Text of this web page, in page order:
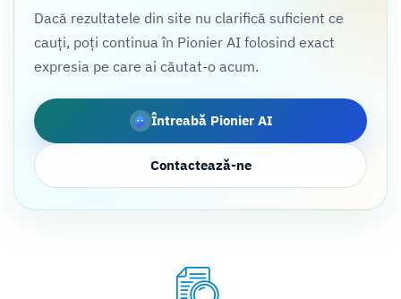
Dacă rezultatele din site nu clarifică suficient ce
cauți, poți continua în Pionier AI folosind exact
expresia pe care ai căutat-o acum.
Întreabă Pionier AI
Contactează-ne